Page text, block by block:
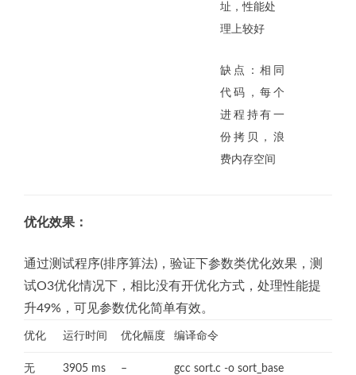
址，性能处
理上较好
缺点：相同
代码，每个
进程持有一
份拷贝，浪
费内存空间
优化效果：
通过测试程序(排序算法)，验证下参数类优化效果，测
试O3优化情况下，相比没有开优化方式，处理性能提
升49%，可见参数优化简单有效。
优化 运行时间 优化幅度 编译命令
无 3905 ms – gcc sort.c -o sort_base